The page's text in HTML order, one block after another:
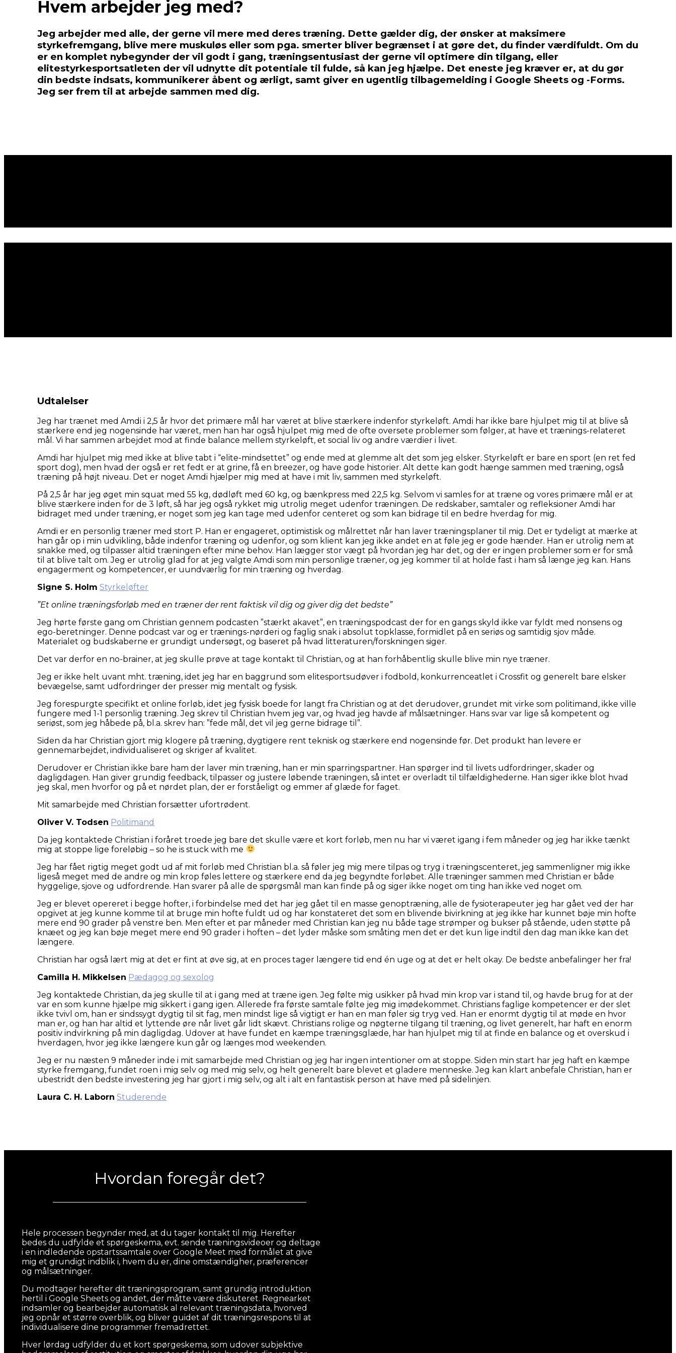
Hvem arbejder jeg med?
Jeg arbejder med alle, der gerne vil mere med deres træning. Dette gælder dig, der ønsker at maksimere
styrkefremgang, blive mere muskuløs eller som pga. smerter bliver begrænset i at gøre det, du finder værdifuldt. Om du
er en komplet nybegynder der vil godt i gang, træningsentusiast der gerne vil optimere din tilgang, eller
elitestyrkesportsatleten der vil udnytte dit potentiale til fulde, så kan jeg hjælpe. Det eneste jeg kræver er, at du gør
din bedste indsats, kommunikerer åbent og ærligt, samt giver en ugentlig tilbagemelding i Google Sheets og -Forms.
Jeg ser frem til at arbejde sammen med dig.
Udtalelser
Jeg har trænet med Amdi i 2,5 år hvor det primære mål har været at blive stærkere indenfor styrkeløft. Amdi har ikke bare hjulpet mig til at blive så
stærkere end jeg nogensinde har været, men han har også hjulpet mig med de ofte oversete problemer som følger, at have et trænings-relateret
mål. Vi har sammen arbejdet mod at finde balance mellem styrkeløft, et social liv og andre værdier i livet.
Amdi har hjulpet mig med ikke at blive tabt i “elite-mindsettet” og ende med at glemme alt det som jeg elsker. Styrkeløft er bare en sport (en ret fed
sport dog), men hvad der også er ret fedt er at grine, få en breezer, og have gode historier. Alt dette kan godt hænge sammen med træning, også
træning på højt niveau. Det er noget Amdi hjælper mig med at have i mit liv, sammen med styrkeløft.
På 2,5 år har jeg øget min squat med 55 kg, dødløft med 60 kg, og bænkpress med 22,5 kg. Selvom vi samles for at træne og vores primære mål er at
blive stærkere inden for de 3 løft, så har jeg også rykket mig utrolig meget udenfor træningen. De redskaber, samtaler og refleksioner Amdi har
bidraget med under træning, er noget som jeg kan tage med udenfor centeret og som kan bidrage til en bedre hverdag for mig.
Amdi er en personlig træner med stort P. Han er engageret, optimistisk og målrettet når han laver træningsplaner til mig. Det er tydeligt at mærke at
han går op i min udvikling, både indenfor træning og udenfor, og som klient kan jeg ikke andet en at føle jeg er gode hænder. Han er utrolig nem at
snakke med, og tilpasser altid træningen efter mine behov. Han lægger stor vægt på hvordan jeg har det, og der er ingen problemer som er for små
til at blive talt om.Jeg er utrolig glad for at jeg valgte Amdi som min personlige træner, og jeg kommer til at holde fast i ham så længe jeg kan. Hans
engagerment og kompetencer, er uundværlig for min træning og hverdag.
Signe S. Holm Styrkeløfter
”Et online træningsforløb med en træner der rent faktisk vil dig og giver dig det bedste”
Jeg hørte første gang om Christian gennem podcasten ”stærkt akavet”, en træningspodcast der for en gangs skyld ikke var fyldt med nonsens og
ego-beretninger. Denne podcast var og er trænings-nørderi og faglig snak i absolut topklasse, formidlet på en seriøs og samtidig sjov måde.
Materialet og budskaberne er grundigt undersøgt, og baseret på hvad litteraturen/forskningen siger.
Det var derfor en no-brainer, at jeg skulle prøve at tage kontakt til Christian, og at han forhåbentlig skulle blive min nye træner.
Jeg er ikke helt uvant mht. træning, idet jeg har en baggrund som elitesportsudøver i fodbold, konkurrenceatlet i Crossfit og generelt bare elsker
bevægelse, samt udfordringer der presser mig mentalt og fysisk.
Jeg forespurgte specifikt et online forløb, idet jeg fysisk boede for langt fra Christian og at det derudover, grundet mit virke som politimand, ikke ville
fungere med 1-1 personlig træning. Jeg skrev til Christian hvem jeg var, og hvad jeg havde af målsætninger. Hans svar var lige så kompetent og
seriøst, som jeg håbede på, bl.a. skrev han: ”fede mål, det vil jeg gerne bidrage til”.
Siden da har Christian gjort mig klogere på træning, dygtigere rent teknisk og stærkere end nogensinde før. Det produkt han levere er
gennemarbejdet, individualiseret og skriger af kvalitet.
Derudover er Christian ikke bare ham der laver min træning, han er min sparringspartner. Han spørger ind til livets udfordringer, skader og
dagligdagen. Han giver grundig feedback, tilpasser og justere løbende træningen, så intet er overladt til tilfældighederne. Han siger ikke blot hvad
jeg skal, men hvorfor og på et nørdet plan, der er forståeligt og emmer af glæde for faget.
Mit samarbejde med Christian forsætter ufortrødent.
Oliver V. Todsen Politimand
Da jeg kontaktede Christian i foråret troede jeg bare det skulle være et kort forløb, men nu har vi været igang i fem måneder og jeg har ikke tænkt
mig at stoppe lige foreløbig – so he is stuck with me
Jeg har fået rigtig meget godt ud af mit forløb med Christian bl.a. så føler jeg mig mere tilpas og tryg i træningscenteret, jeg sammenligner mig ikke
ligeså meget med de andre og min krop føles lettere og stærkere end da jeg begyndte forløbet. Alle træninger sammen med Christian er både
hyggelige, sjove og udfordrende. Han svarer på alle de spørgsmål man kan finde på og siger ikke noget om ting han ikke ved noget om.
Jeg er blevet opereret i begge hofter, i forbindelse med det har jeg gået til en masse genoptræning, alle de fysioterapeuter jeg har gået ved der har
opgivet at jeg kunne komme til at bruge min hofte fuldt ud og har konstateret det som en blivende bivirkning at jeg ikke har kunnet bøje min hofte
mere end 90 grader på venstre ben. Men efter et par måneder med Christian kan jeg nu både tage strømper og bukser på stående, uden støtte på
knæet og jeg kan bøje meget mere end 90 grader i hoften – det lyder måske som småting men det er det kun lige indtil den dag man ikke kan det
længere.
Christian har også lært mig at det er fint at øve sig, at en proces tager længere tid end én uge og at det er helt okay. De bedste anbefalinger her fra!
Camilla H. Mikkelsen Pædagog og sexolog
Jeg kontaktede Christian, da jeg skulle til at i gang med at træne igen. Jeg følte mig usikker på hvad min krop var i stand til, og havde brug for at der
var en som kunne hjælpe mig sikkert i gang igen. Allerede fra første samtale følte jeg mig imødekommet. Christians faglige kompetencer er der slet
ikke tvivl om, han er sindssygt dygtig til sit fag, men mindst lige så vigtigt er han en man føler sig tryg ved. Han er enormt dygtig til at møde en hvor
man er, og han har altid et lyttende øre når livet går lidt skævt. Christians rolige og nøgterne tilgang til træning, og livet generelt, har haft en enorm
positiv indvirkning på min dagligdag. Udover at have fundet en kæmpe træningsglæde, har han hjulpet mig til at finde en balance og et overskud i
hverdagen, hvor jeg ikke længere kun går og længes mod weekenden.
Jeg er nu næsten 9 måneder inde i mit samarbejde med Christian og jeg har ingen intentioner om at stoppe. Siden min start har jeg haft en kæmpe
styrke fremgang, fundet roen i mig selv og med mig selv, og helt generelt bare blevet et gladere menneske. Jeg kan klart anbefale Christian, han er
ubestridt den bedste investering jeg har gjort i mig selv, og alt i alt en fantastisk person at have med på sidelinjen.
Laura C. H. Laborn Studerende
Hvordan foregår det?
Hele processen begynder med, at du tager kontakt til mig. Herefter
bedes du udfylde et spørgeskema, evt. sende træningsvideoer og deltage
i en indledende opstartssamtale over Google Meet med formålet at give
mig et grundigt indblik i, hvem du er, dine omstændigher, præferencer
og målsætninger.
Du modtager herefter dit træningsprogram, samt grundig introduktion
hertil i Google Sheets og andet, der måtte være diskuteret. Regnearket
indsamler og bearbejder automatisk al relevant træningsdata, hvorved
jeg opnår et større overblik, og bliver guidet af dit træningsrespons til at
individualisere dine programmer fremadrettet.
Hver lørdag udfylder du et kort spørgeskema, som udover subjektive